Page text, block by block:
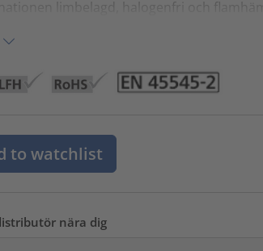
limbelagd, halogenfri och
to watchlist
nära dig